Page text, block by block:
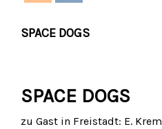
SPACE DOGS
SPACE DOGS
zu Gast in Freistadt: E.